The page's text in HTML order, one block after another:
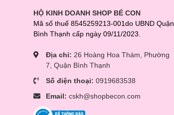
HỘ KINH DOANH SHOP BÉ CON
Mã số thuế 8545259213-001do UBND Quận
Bình Thạnh cấp ngày 09/11/2023.
Địa chỉ: 26 Hoàng Hoa Thám, Phường
7, Quận Bình Thạnh
Số điện thoại: 0919683538
Email: cskh@shopbecon.com